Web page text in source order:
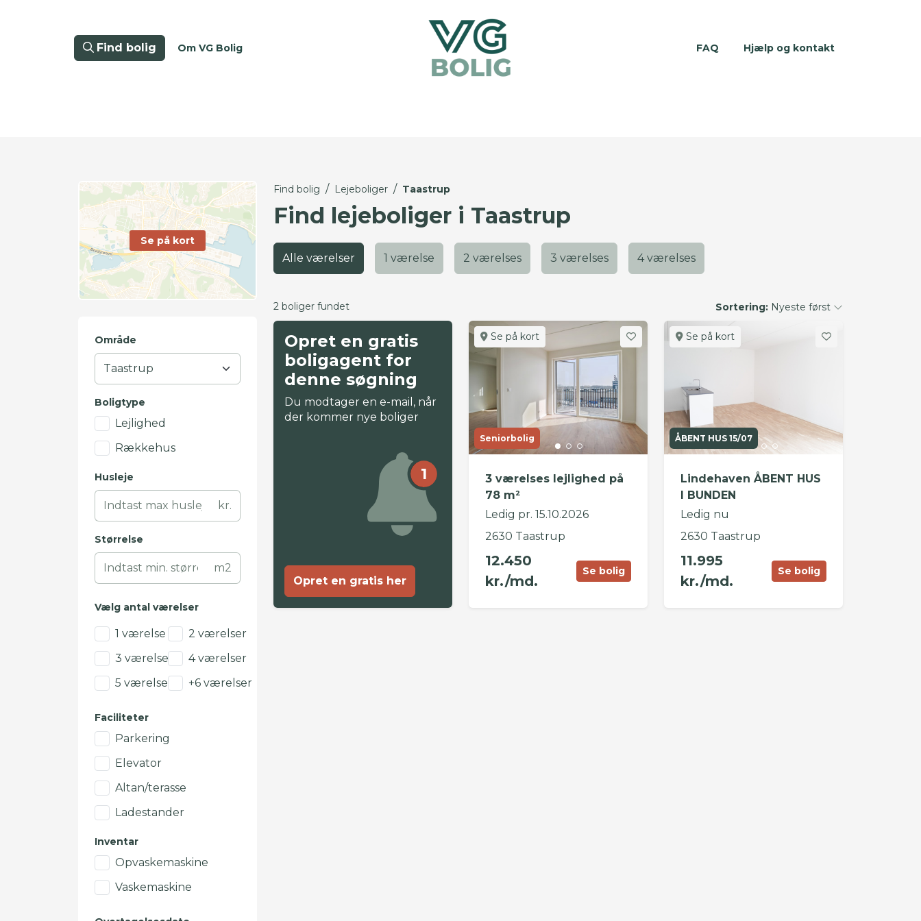
Find bolig Om VG Bolig FAQ Hjælp og kontakt
Se på kort
Område
Boligtype
Lejlighed
Rækkehus
Husleje
kr.
Størrelse
m2
Vælg antal værelser
1 værelse
2 værelser
3 værelser
4 værelser
5 værelser
+6 værelser
Faciliteter
Parkering
Elevator
Altan/terasse
Ladestander
Inventar
Opvaskemaskine
Vaskemaskine
Find bolig / Lejeboliger / Taastrup
Find lejeboliger i Taastrup
Alle værelser 1 værelse 2 værelses 3 værelses 4 værelses
2 boliger fundet Sortering: Nyeste først
Opret en gratis
boligagent for
denne søgning
Du modtager en e-mail, når
der kommer nye boliger
1
Opret en gratis her
Se på kort
Seniorbolig
3 værelses lejlighed på
78 m²
Ledig pr. 15.10.2026
2630 Taastrup
12.450
kr./md.
Se bolig
Se på kort
ÅBENT HUS 15/07
Lindehaven ÅBENT HUS
I BUNDEN
Ledig nu
2630 Taastrup
11.995
kr./md.
Se bolig